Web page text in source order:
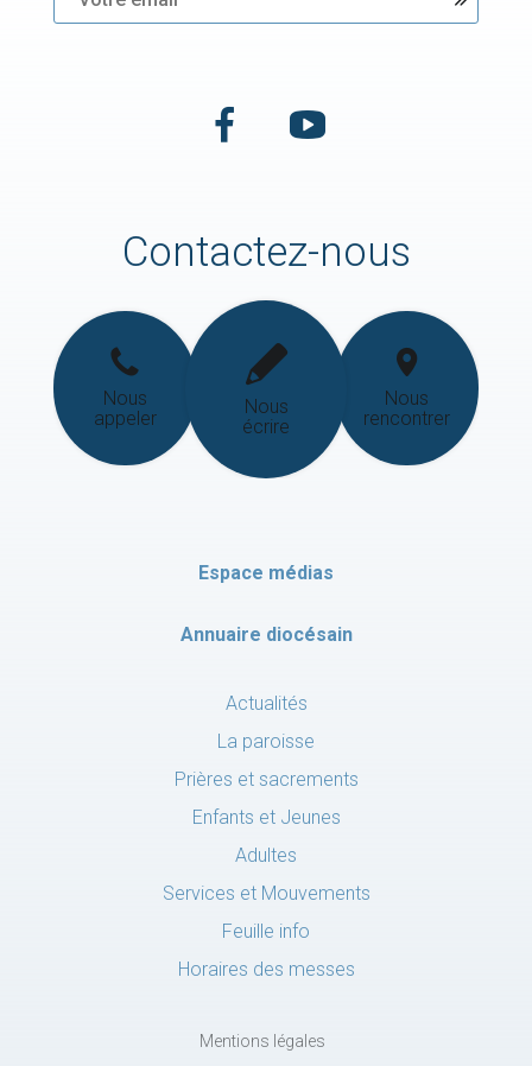
Contactez-nous
Nous
appeler
Nous
écrire
Nous
rencontrer
Espace médias
Annuaire diocésain
Actualités
La paroisse
Prières et sacrements
Enfants et Jeunes
Adultes
Services et Mouvements
Feuille info
Horaires des messes
Mentions légales